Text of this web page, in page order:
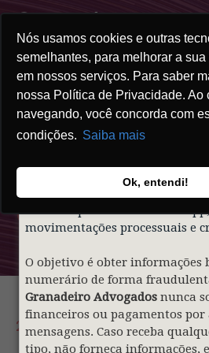
ALERTA | GOLPE
Prezados clientes,
Informamos que indivíduos
identidade visual do nosso sócio
contatar pessoas via
movimentações processuais e
O objetivo é obter informações
numerário de forma
Granadeiro Advogados nunca
financeiros ou pagamentos por
mensagens. Caso receba
tipo, não forneça informações,
Nós usamos cookies e outras
semelhantes, para melhorar a
em nossos serviços. Para saber
nossa Política de Privacidade. Ao
navegando, você concorda com
condições. Saiba mais
Ok, entendi!
Clipping
25.05.2026